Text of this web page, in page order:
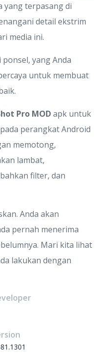
yang terpasang di
detail ekstrim
media ini.
yang Anda
untuk membuat
Pro MODapk untuk
perangkat Android
memotong,
lambat,
filter, dan
Anda akan
pernah menerima
Mari kita lihat
lakukan dengan